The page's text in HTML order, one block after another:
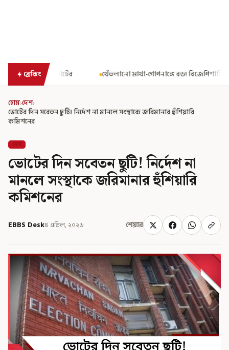
ব্রেকিং
থেঁতলানো মাথা-গোপনাঙ্গে রড! বিজেপিশাসিত অসমে নাবালিকার নৃশংস
হোম›দেশ›
ভোটের দিন সবেতন ছুটি! নির্দেশ না মানলে সংস্থাকে জরিমানার হুঁশিয়ারি
কমিশনের
দেশ
ভোটের দিন সবেতন ছুটি! নির্দেশ না
মানলে সংস্থাকে জরিমানার হুঁশিয়ারি
কমিশনের
EBBS Desk৪ এপ্রিল, ২০২৬ শেয়ার